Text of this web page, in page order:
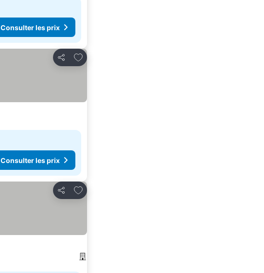
Consulter les prix
Partager
Ajouter à mes favoris
Consulter les prix
Partager
Ajouter à mes favoris